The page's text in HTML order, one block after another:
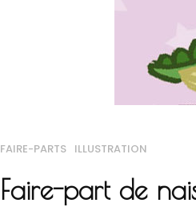
FAIRE-PARTS ILLUSTRATION
Faire-part de